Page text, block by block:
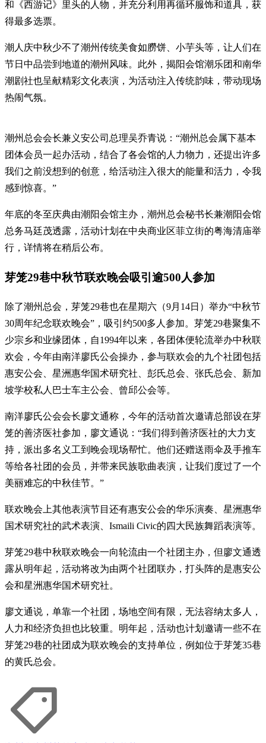
和《西游记》里头的人物，并充分利用再循环服饰和道具，获
得最多选票。
潮人庆中秋少不了潮州传统美食如朥饼、小芋头等，让人们在
节日中品尝到地道的潮州风味。此外，揭阳会馆潮乐团和南华
潮剧社也呈献精彩文化表演，为活动注入传统韵味，带动现场
热闹气氛。
潮州总会会长兼义安公司总理吴乔青说：“潮州总会属下基本
团体会员一起办活动，结合了各会馆的人力物力，还提出许多
我们之前没想到的创意，给活动注入很大的能量和活力，令我
感到惊喜。”
年底的冬至庆典由潮阳会馆主办，潮州总会秘书长兼潮阳会馆
总务马廷茂透露，活动计划在中央商业区菲立街的粤海清庙举
行，详情将在稍后公布。
芽笼29巷中秋节联欢晚会吸引逾500人参加
除了潮州总会，芽笼29巷也在星期六（9月14日）举办“中秋节
30周年纪念联欢晚会”，吸引约500多人参加。芽笼29巷聚集不
少宗乡和业缘团体，自1994年以来，各团体便轮流举办中秋联
欢会，今年由南洋廖氏公会操办，参与联欢会的九个社团包括
惠安公会、星洲惠华国术研究社、彭氏总会、张氏总会、新加
坡学校私人巴士车主公会、曾邱公会等。
南洋廖氏公会会长廖文通称，今年的活动首次邀请总部设在芽
笼的善济医社参加，廖文通说：“我们得到善济医社的大力支
持，派出多名义工到晚会现场帮忙。他们还赠送雨伞及手推车
等给各社团的会员，并带来民族歌曲表演，让我们度过了⼀个
美丽难忘的中秋佳节。”
联欢晚会上其他表演节目还有惠安公会的华乐演奏、星洲惠华
国术研究社的武术表演、Ismaili Civic的四大民族舞蹈表演等。
芽笼29巷中秋联欢晚会一向轮流由一个社团主办，但廖文通透
露从明年起，活动将改为由两个社团联办，打头阵的是惠安公
会和星洲惠华国术研究社。
廖文通说，单靠一个社团，场地空间有限，无法容纳太多人，
人力和经济负担也比较重。明年起，活动也计划邀请一些不在
芽笼29巷的社团成为联欢晚会的支持单位，例如位于芽笼35巷
的黄氏总会。